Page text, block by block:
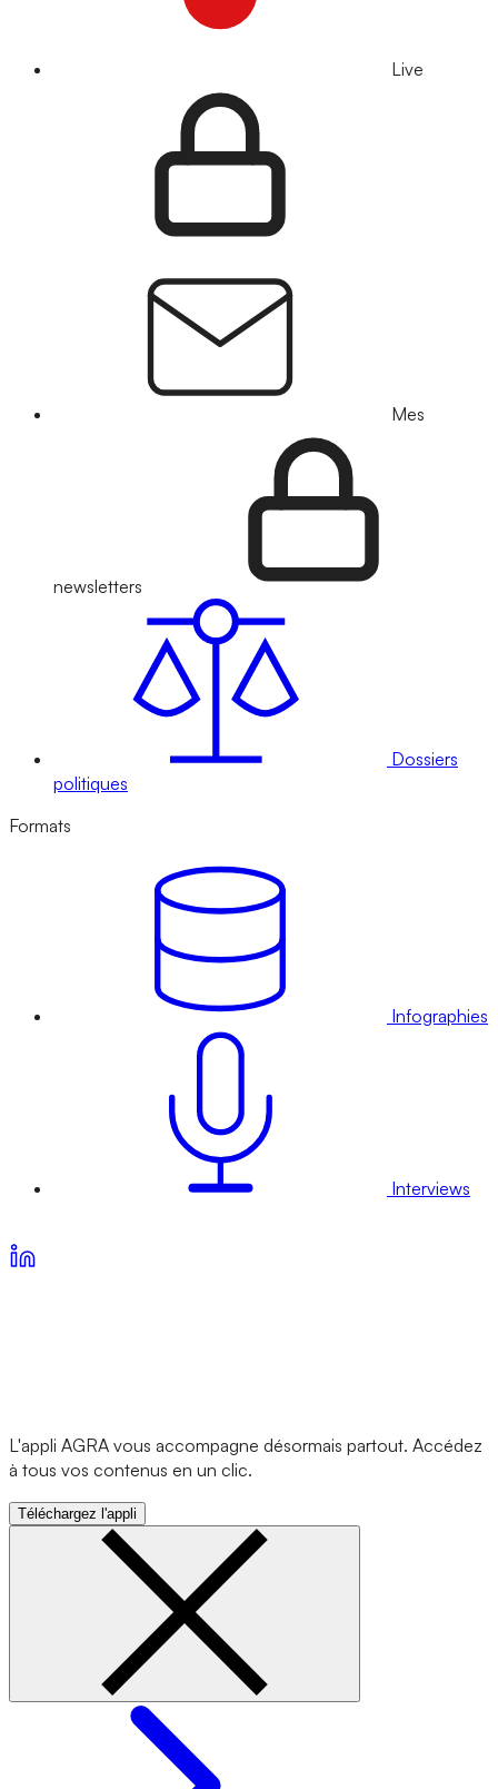
Live
Mes
newsletters
Dossiers
politiques
Formats
Infographies
Interviews
L'appli AGRA vous accompagne désormais partout. Accédez
à tous vos contenus en un clic.
Téléchargez l'appli